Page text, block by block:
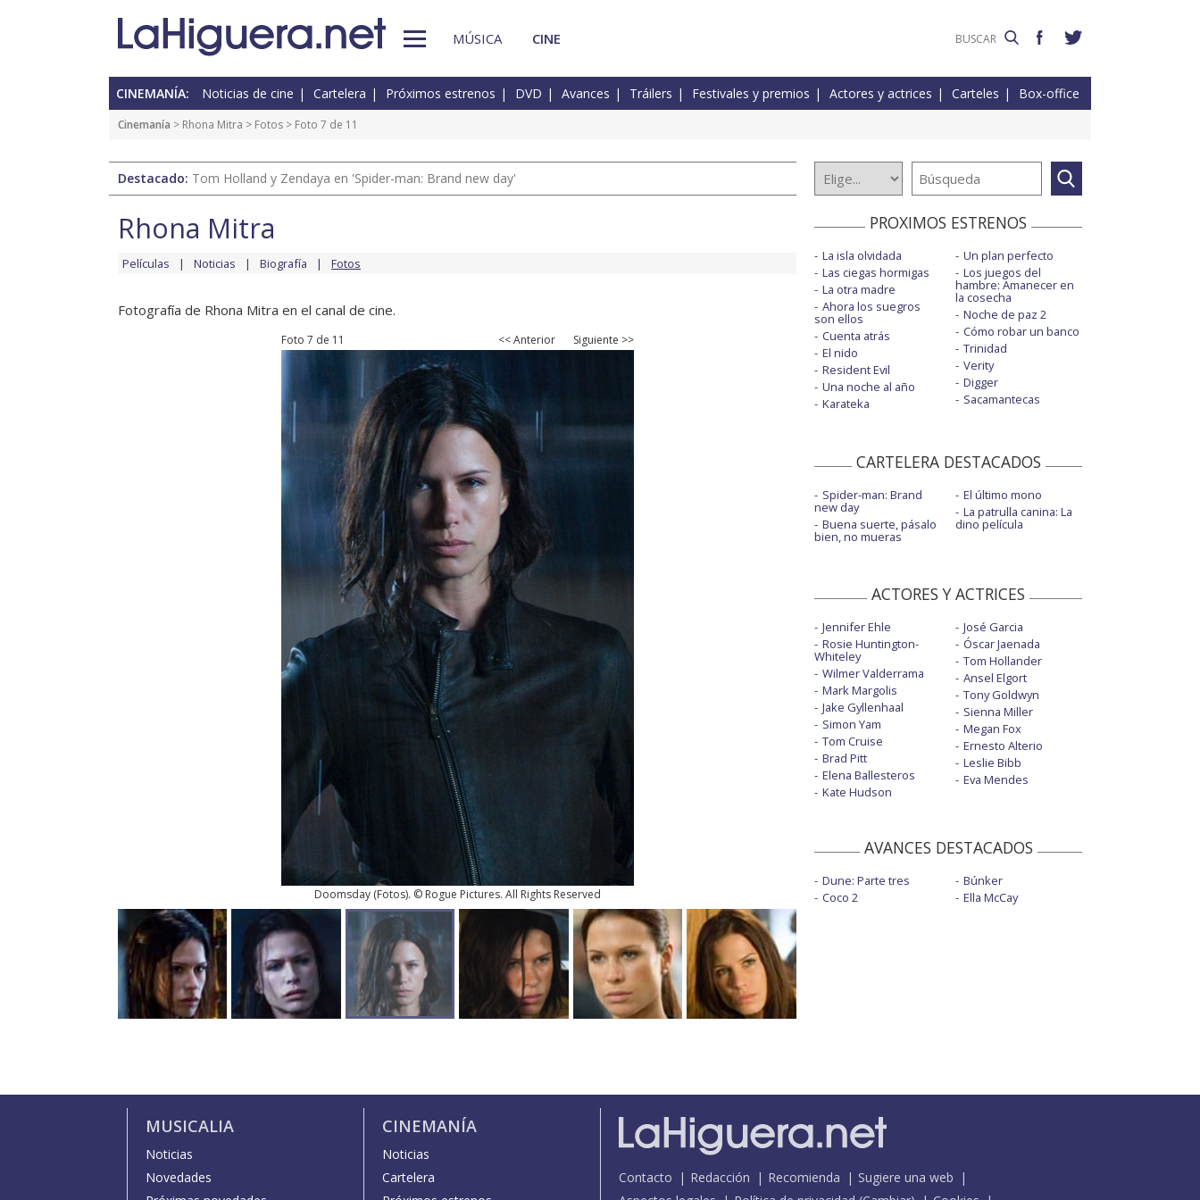
MÚSICA CINE
CINEMANÍA: Noticias de cine Cartelera Próximos estrenos DVD Avances Tráilers Festivales y premios Actores y actrices Carteles Box-office
Cinemanía > Rhona Mitra > Fotos > Foto 7 de 11
Destacado: Tom Holland y Zendaya en 'Spider-man: Brand new day'
Rhona Mitra
Películas Noticias Biografía Fotos
Fotografía de Rhona Mitra en el canal de cine.
Foto 7 de 11 << Anterior Siguiente >>
Doomsday(Fotos). © Rogue Pictures. All Rights Reserved
PROXIMOS ESTRENOS
La isla olvidada
Las ciegas hormigas
La otra madre
Ahora los suegros
son ellos
Cuenta atrás
El nido
Resident Evil
Una noche al año
Karateka
Un plan perfecto
Los juegos del
hambre: Amanecer en
la cosecha
Noche de paz 2
Cómo robar un banco
Trinidad
Verity
Digger
Sacamantecas
CARTELERA DESTACADOS
Spider-man: Brand
new day
Buena suerte, pásalo
bien, no mueras
El último mono
La patrulla canina: La
dino película
ACTORES Y ACTRICES
Jennifer Ehle
Rosie Huntington-
Whiteley
Wilmer Valderrama
Mark Margolis
Jake Gyllenhaal
Simon Yam
Tom Cruise
Brad Pitt
Elena Ballesteros
Kate Hudson
José Garcia
Óscar Jaenada
Tom Hollander
Ansel Elgort
Tony Goldwyn
Sienna Miller
Megan Fox
Ernesto Alterio
Leslie Bibb
Eva Mendes
AVANCES DESTACADOS
Dune: Parte tres
Coco 2
Búnker
Ella McCay
MUSICALIA
Noticias
Novedades
CINEMANÍA
Noticias
Cartelera
Contacto Redacción Recomienda
Sugiere una web